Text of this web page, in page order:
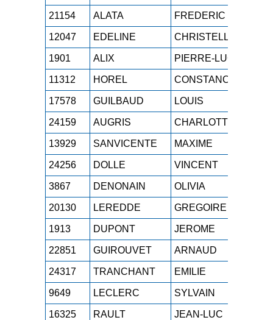
21154 ALATA FREDERIC
12047 EDELINE CHRISTELLE
1901 ALIX PIERRE-LUC
11312 HOREL CONSTANCE
17578 GUILBAUD LOUIS
24159 AUGRIS CHARLOTTE
13929 SANVICENTE MAXIME
24256 DOLLE VINCENT
3867 DENONAIN OLIVIA
20130 LEREDDE GREGOIRE
1913 DUPONT JEROME
22851 GUIROUVET ARNAUD
24317 TRANCHANT EMILIE
9649 LECLERC SYLVAIN
16325 RAULT JEAN-LUC